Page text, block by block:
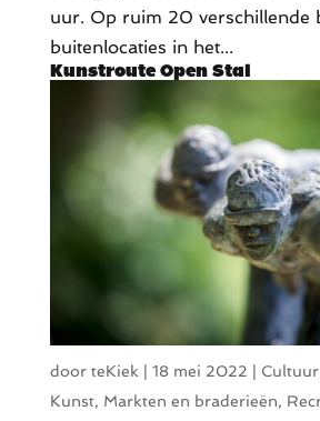
Kunstroute Open Stal
door teKiek 18 mei 2022 Cultuur
Kunst, Markten en braderieën,
uur. Op ruim 20 verschillende
buitenlocaties in het...